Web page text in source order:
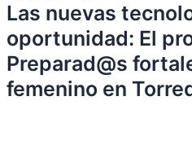
Las nuevas
oportunidad: El
Preparad@s
femenino en